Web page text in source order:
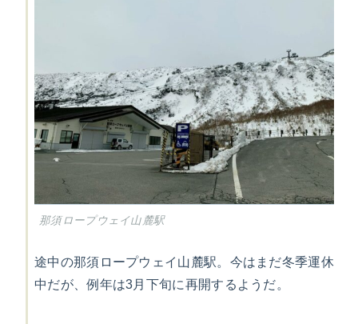
那須ロープウェイ山麓駅
途中の那須ロープウェイ山麓駅。今はまだ冬季運休
中だが、例年は3月下旬に再開するようだ。